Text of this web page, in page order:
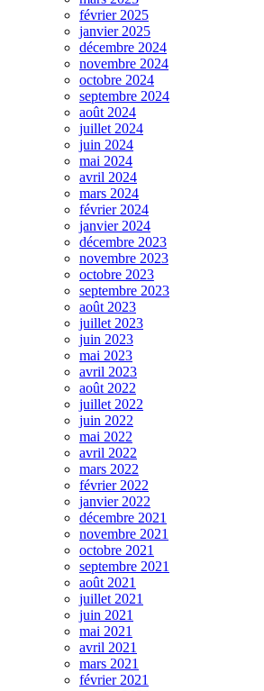
février 2025
janvier 2025
décembre 2024
novembre 2024
octobre 2024
septembre 2024
août 2024
juillet 2024
juin 2024
mai 2024
avril 2024
mars 2024
février 2024
janvier 2024
décembre 2023
novembre 2023
octobre 2023
septembre 2023
août 2023
juillet 2023
juin 2023
mai 2023
avril 2023
août 2022
juillet 2022
juin 2022
mai 2022
avril 2022
mars 2022
février 2022
janvier 2022
décembre 2021
novembre 2021
octobre 2021
septembre 2021
août 2021
juillet 2021
juin 2021
mai 2021
avril 2021
mars 2021
février 2021